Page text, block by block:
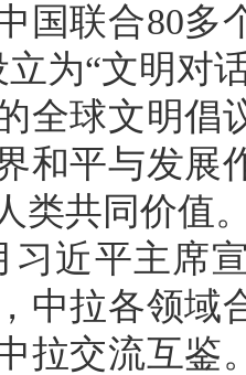
国联合80多
立为“文明对
全球文明倡
和平与发展
类共同价值
平主席宣
中拉各领域
拉交流互鉴